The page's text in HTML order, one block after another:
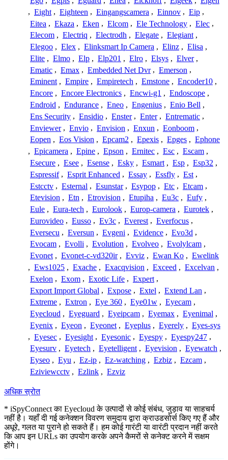
, Eight , Eighteen , Eingangscamera , Einnov , Eip ,
Eitea , Ekaza , Eken , Elcom , Ele Technology , Elec ,
Elecom , Electriq , Electrodh , Elegate , Elegiant ,
Elegoo , Elex , Elinksmart Ip Camera , Elinz , Elisa ,
Elite , Elmo , Elp , Elp201 , Elro , Elsys , Elver ,
Ematic , Emax , Embedded Net Dvr , Emerson ,
Eminent , Empire , Empiretech , Emstone , Encoder10 ,
Encore , Encore Electronics , Encwi-g1 , Endoscope ,
Endroid , Endurance , Eneo , Engenius , Enio Bell ,
Ens Security , Ensidio , Enster , Enter , Entrematic ,
Enviewer , Envio , Envision , Enxun , Eonboom ,
Eopen , Eos Vision , Epcam2 , Epexis , Epges , Ephone
, Epicamera , Epine , Epson , Ernitec , Esc , Escam ,
Esecure , Esee , Esense , Esky , Esmart , Esp , Esp32 ,
Espressif , Esprit Enhanced , Essay , Essfly , Est ,
Estcctv , Esternal , Esunstar , Esypop , Etc , Etcam ,
Etevision , Etn , Etrovision , Etupiha , Eu3c , Eufy ,
Eule , Eura-tech , Eurolook , Europ-camera , Eurotek ,
Eurovideo , Eusso , Ev3c , Everest , Everfocus ,
Eversecu , Eversun , Evgeni , Evidence , Evo3d ,
Evocam , Evolli , Evolution , Evolveo , Evolylcam ,
Evonet , Evonet-c-vd320ir , Evviz , Ewan Ko , Ewelink
, Ews1025 , Exache , Exacqvision , Exceed , Excelvan ,
Exelon , Exom , Exotic Life , Expert ,
Export Import Global , Expose , Extel , Extend Lan ,
Extreme , Extron , Eye 360 , Eye01w , Eyecam ,
Eyecloud , Eyeguard , Eyeipcam , Eyemax , Eyenimal ,
Eyenix , Eyeon , Eyeonet , Eyeplus , Eyerely , Eyes-sys
, Eyesec , Eyesight , Eyesonic , Eyespy , Eyespy247 ,
Eyesurv , Eyetech , Eyetelligent , Eyevision , Eyewatch ,
Eyseo , Eyu , Ez-ip , Ez-watching , Ezbiz , Ezcam ,
Eziviewcctv , Ezlink , Ezviz
अधिक स्रोत
* iSpyConnect का Eyecloud के उत्पादों से कोई संबंध, जुड़ाव या साहचर्य
नहीं है। यहाँ दी गई कनेक्शन विवरण समुदाय द्वारा क्राउडसोर्स किए गए हैं और
अधूरे, गलत या पुराने हो सकते हैं। हम कोई गारंटी या वारंटी प्रदान नहीं करते
कि आप इन URLs का उपयोग करके अपने कैमरों से कनेक्ट करने में सक्षम
होंगे।